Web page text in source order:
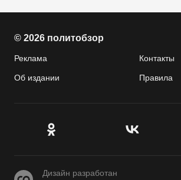
© 2026 политобзор
Реклама Контакты
Об издании Правила